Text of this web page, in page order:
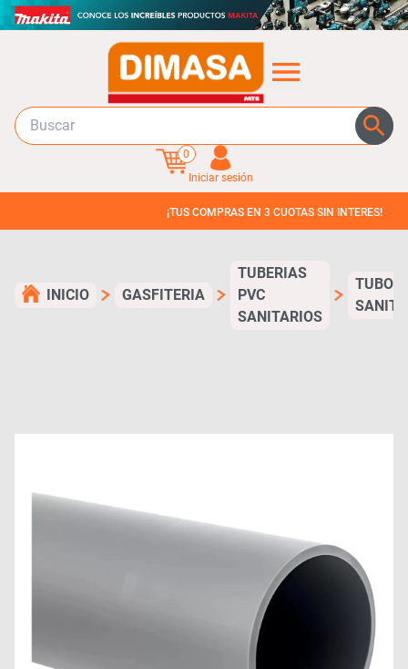
0
Iniciar sesión
¡TUS COMPRAS EN 3 CUOTAS SIN INTERES!
INICIO GASFITERIA
TUBERIAS
PVC
SANITARIOS
TUBOS